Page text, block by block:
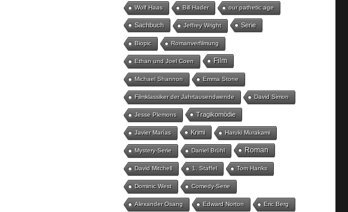
Wolf Haas Bill Hader our pathetic age
Sachbuch Jeffrey Wright Serie
Biopic Romanverfilmung
Ethan und Joel Coen Film
Michael Shannon Emma Stone
Filmklassiker der Jahrtausendwende David Simon
Jesse Plemons Tragikomödie
Javier Marías Krimi Haruki Murakami
Mystery-Serie Daniel Brühl Roman
David Mitchell 1. Staffel Tom Hanks
Dominic West Comedy-Serie
Alexander Osang Edward Norton Eric Berg